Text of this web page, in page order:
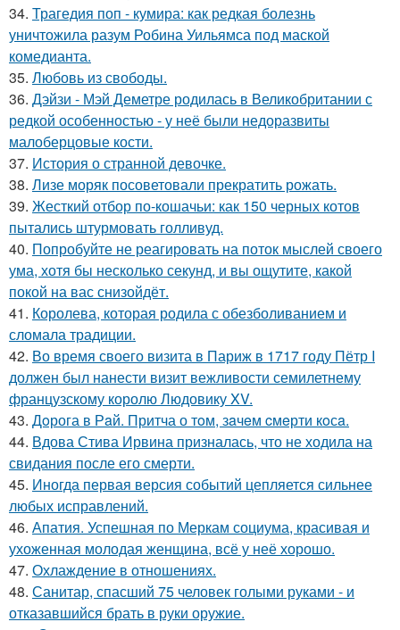
34. Трагедия поп - кумира: как редкая болезнь
уничтожила разум Робина Уильямса под маской
комедианта.
35. Любовь из свободы.
36. Дэйзи - Мэй Деметре родилась в Великобритании с
редкой особенностью - у неё были недоразвиты
малоберцовые кости.
37. История о странной девочке.
38. Лизе моряк посоветовали прекратить рожать.
39. Жесткий отбор по-кошачьи: как 150 черных котов
пытались штурмовать голливуд.
40. Попробуйте не реагировать на поток мыслей своего
ума, хотя бы несколько секунд, и вы ощутите, какой
покой на вас снизойдёт.
41. Королева, которая родила с обезболиванием и
сломала традиции.
42. Во время своего визита в Париж в 1717 году Пётр I
должен был нанести визит вежливости семилетнему
французскому королю Людовику XV.
43. Дoрога в Рaй. Притча о тoм, зaчeм cмeрти кoсa.
44. Вдова Стива Ирвина призналась, что не ходила на
свидания после его смерти.
45. Иногда первая версия событий цепляется сильнее
любых исправлений.
46. Апатия. Успешная по Меркам социума, красивая и
ухоженная молодая женщина, всё у неё хорошо.
47. Охлаждение в отношениях.
48. Санитар, спасший 75 человек голыми руками - и
отказавшийся брать в руки оружие.